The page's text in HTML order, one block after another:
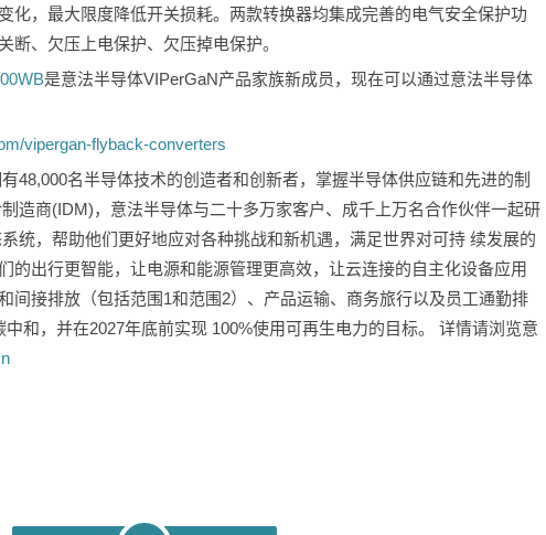
化，最大限度降低开关损耗。两款转换器均集成完善的电气安全保护功
断、欠压上电保护、欠压掉电保护。
是意法半导体VIPerGaN产品家族新成员，现在可以通过意法半导体
vipergan-flyback-converters
48,000名半导体技术的创造者和创新者，掌握半导体供应链和先进的制
造商(IDM)，意法半导体与二十多万家客户、成千上万名合作伙伴一起研
统，帮助他们更好地应对各种挑战和新机遇，满足世界对可持 续发展的
的出行更智能，让电源和能源管理更高效，让云连接的自主化设备应用
间接排放（包括范围1和范围2）、产品运输、商务旅行以及员工通勤排
和，并在2027年底前实现 100%使用可再生电力的目标。 详情请浏览意